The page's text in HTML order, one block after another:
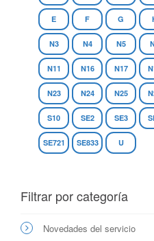
E F G
N3 N4 N5
N11 N16 N17
N23 N24 N25
S10 SE2 SE3
SE721 SE833 U
Filtrar por categoría
Novedades del servicio